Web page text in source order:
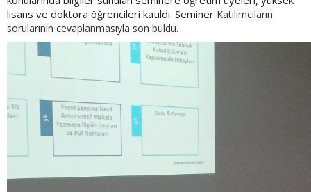
lisans ve doktora öğrencileri katıldı. Seminer Katılımcıların
sorularının cevaplanmasıyla son buldu.